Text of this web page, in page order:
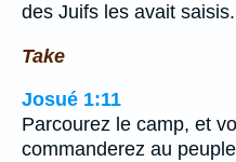
des Juifs les avait saisis.
Take
Josué 1:11
Parcourez le camp, et
commanderez au